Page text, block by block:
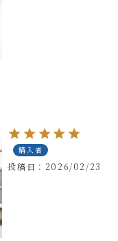
購入者
投稿日 2026/02/23